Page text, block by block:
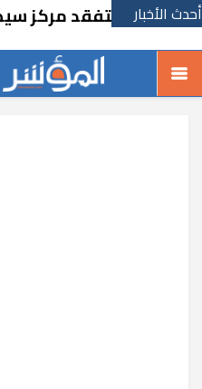
أحدث الأخبار
يتفقد مركز سيطرة